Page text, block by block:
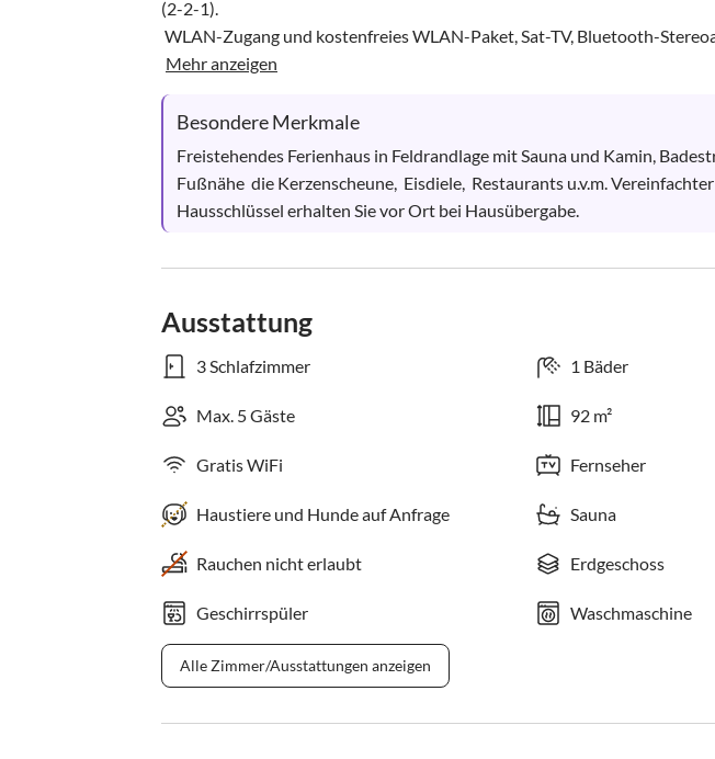
(2-2-1).
WLAN-Zugang und kostenfreies WLAN-Paket, Sat-TV, Bluetooth-
Mehr anzeigen
Besondere Merkmale
Freistehendes Ferienhaus in Feldrandlage mit Sauna und Kamin,
Fußnähe  die Kerzenscheune,  Eisdiele,  Restaurants u.v.m.
Hausschlüssel erhalten Sie vor Ort bei Hausübergabe.
Ausstattung
3 Schlafzimmer 1 Bäder
Max. 5 Gäste 92 m²
Gratis WiFi Fernseher
Haustiere und Hunde auf Anfrage Sauna
Rauchen nicht erlaubt Erdgeschoss
Geschirrspüler Waschmaschine
Alle Zimmer/Ausstattungen anzeigen